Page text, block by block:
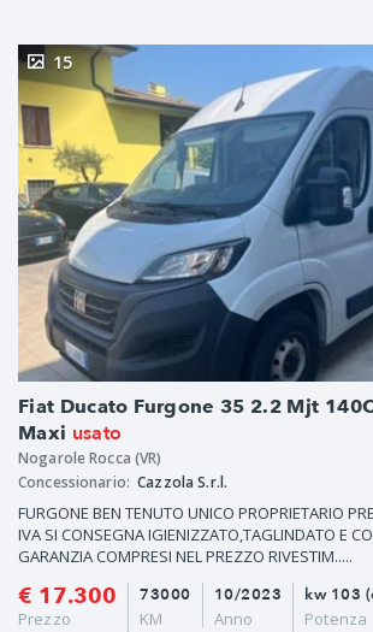
Fiat Ducato Furgone 35 2.2 Mjt
Maxi usato
15
Nogarole Rocca (VR)
Concessionario: Cazzola S.r.l.
FURGONE BEN TENUTO UNICO PROPRIETARIO
IVA SI CONSEGNA IGIENIZZATO,TAGLINDATO E
GARANZIA COMPRESI NEL PREZZO RIVESTIM.....
€ 17.300
Prezzo
10/2023
Anno
73000
KM
kw 103
Potenza